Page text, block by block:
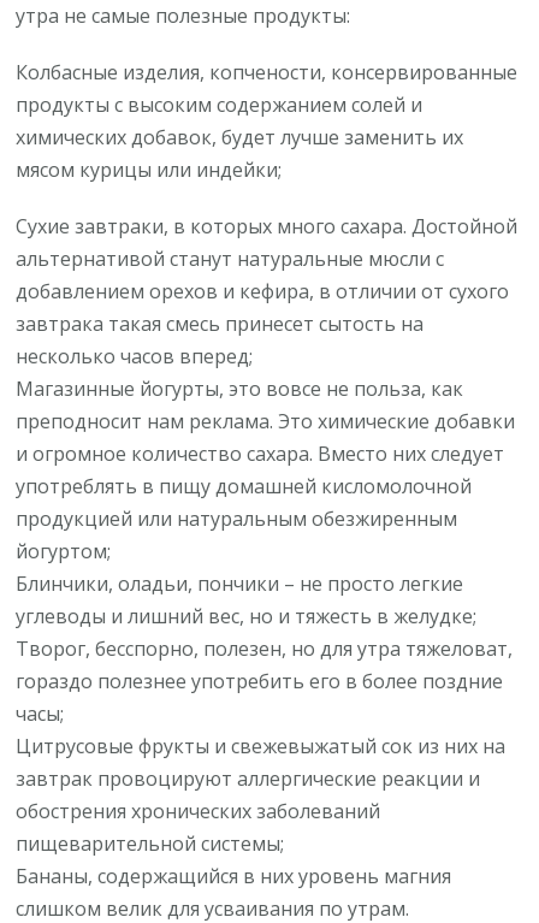
утра не самые полезные продукты:
Колбасные изделия, копчености, консервированные
продукты с высоким содержанием солей и
химических добавок, будет лучше заменить их
мясом курицы или индейки;
Сухие завтраки, в которых много сахара. Достойной
альтернативой станут натуральные мюсли с
добавлением орехов и кефира, в отличии от сухого
завтрака такая смесь принесет сытость на
несколько часов вперед;
Магазинные йогурты, это вовсе не польза, как
преподносит нам реклама. Это химические добавки
и огромное количество сахара. Вместо них следует
употреблять в пищу домашней кисломолочной
продукцией или натуральным обезжиренным
йогуртом;
Блинчики, оладьи, пончики – не просто легкие
углеводы и лишний вес, но и тяжесть в желудке;
Творог, бесспорно, полезен, но для утра тяжеловат,
гораздо полезнее употребить его в более поздние
часы;
Цитрусовые фрукты и свежевыжатый сок из них на
завтрак провоцируют аллергические реакции и
обострения хронических заболеваний
пищеварительной системы;
Бананы, содержащийся в них уровень магния
слишком велик для усваивания по утрам.